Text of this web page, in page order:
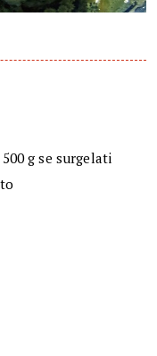
g se surgelati